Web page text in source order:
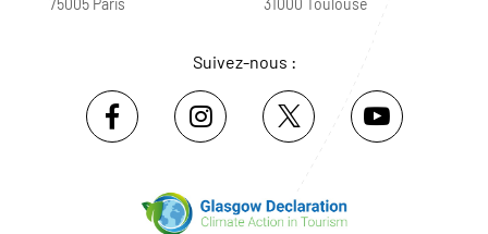
Suivez-nous :